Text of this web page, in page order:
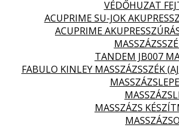
VÉDŐHUZAT
ACUPRIME SU-JOK
ACUPRIME
TANDEM JB007
FABULO KINLEY MASSZÁZSSZÉK
MASSZÁZS